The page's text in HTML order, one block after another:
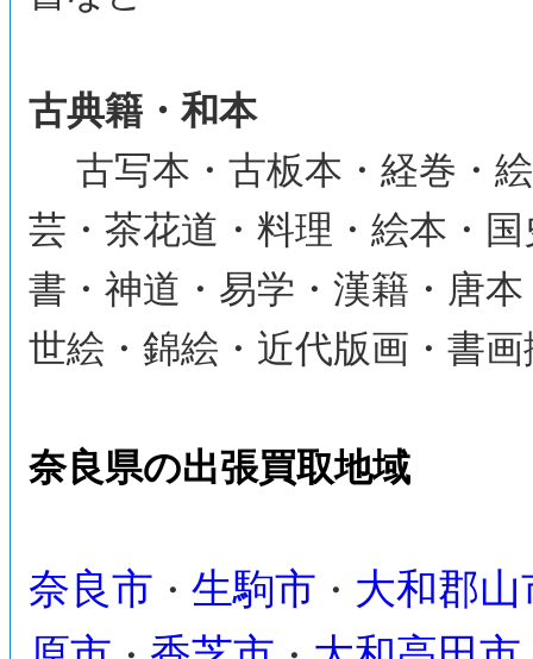
古典籍・和本
古写本・古板本・経巻・
芸・茶花道・料理・絵本・
書・神道・易学・漢籍・唐
世絵・錦絵・近代版画・書
奈良県の出張買取地域
奈良市 ・ 生駒市 ・ 大和郡山